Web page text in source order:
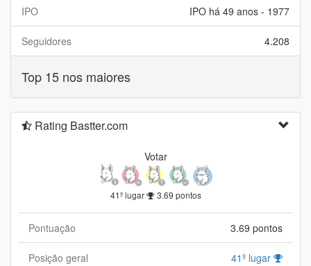
IPO IPO há 49 anos - 1977
Seguidores 4.208
Top 15 nos maiores
Rating Bastter.com
Votar
41º lugar 3.69 pontos
Pontuação 3.69 pontos
Posição geral 41º lugar